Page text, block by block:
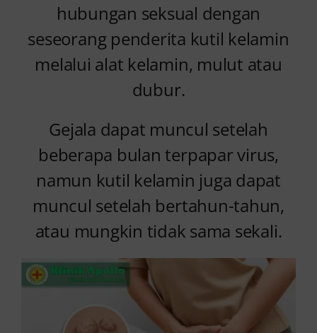
hubungan seksual dengan
seseorang penderita kutil kelamin
melalui alat kelamin, mulut atau
dubur.
Gejala dapat muncul setelah
beberapa bulan terpapar virus,
namun kutil kelamin juga dapat
muncul setelah bertahun-tahun,
atau mungkin tidak sama sekali.